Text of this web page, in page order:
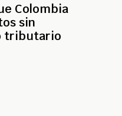
Colombia
sin
tributario